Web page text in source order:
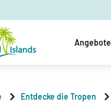
Angebote
Entdecke die Tropen